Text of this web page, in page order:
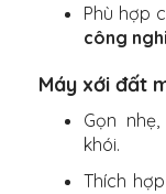
Phù hợp
công
Máy xới đất
Gọn
khói.
Thích